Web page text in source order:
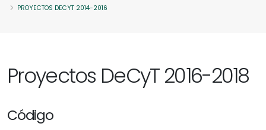
PROYECTOS DECYT 2014-2016
Proyectos DeCyT 2016-2018
Código